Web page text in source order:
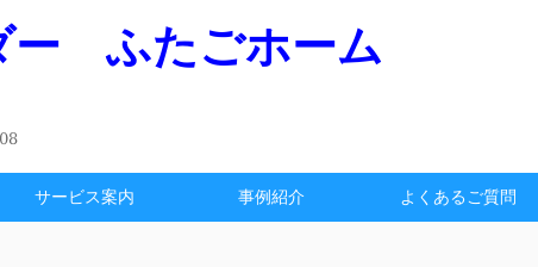
ー ふたごホーム
サービス案内 事例紹介 よくあるご質問